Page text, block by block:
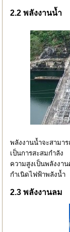
2.2 พลังงานน้ำ
พลังงานน้ำจะสามา
เป็นการสะสมกำลั
ความสูงเป็นพลังงา
กำเนิดไฟฟ้าพลังน้ำ
2.3 พลังงานลม